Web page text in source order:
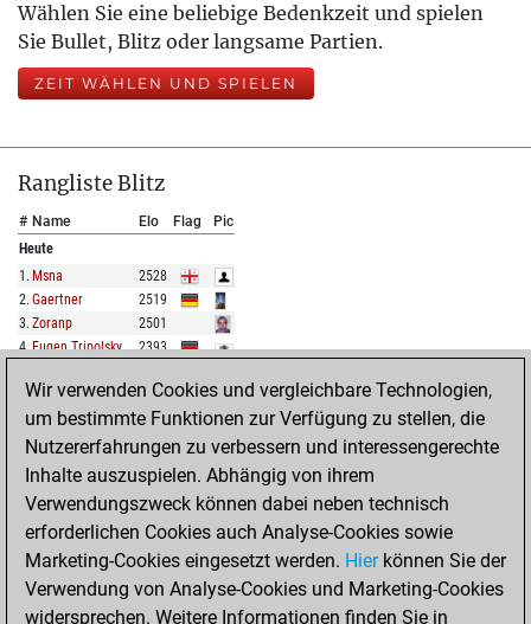
Wählen Sie eine beliebige Bedenkzeit und spielen
Sie Bullet, Blitz oder langsame Partien.
ZEIT WÄHLEN UND SPIELEN
Rangliste Blitz
# Name Elo Flag
Pic
Heute
1 . Msna
2528
2. Gaertner
2519
3. Zoranp
2501
4.Eugen Tripolsky
2393
KOMPLETTE LISTE
Rangliste
Name Elo Flag
Heute
1. Cbabyslater
Wir verwenden Cookies und vergleichbare Technologien,
um bestimmte Funktionen zur Verfügung zu stellen, die
Nutzererfahrungen zu verbessern und interessengerechte
Inhalte auszuspielen. Abhängig von ihrem
Verwendungszweck können dabei neben technisch
erforderlichen Cookies auch Analyse-Cookies sowie
Marketing-Cookies eingesetzt werden. Hierkönnen Sie der
Verwendung von Analyse-Cookies und Marketing-Cookies
widersprechen. Weitere Informationen finden Sie in